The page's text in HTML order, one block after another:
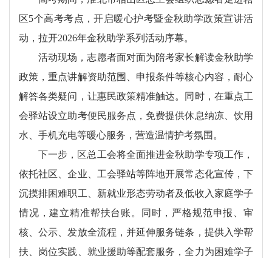
区5个高考考点，开启暖心护考暨金秋助学政策宣讲活
动，拉开2026年金秋助学系列活动序幕。
活动现场，志愿者面对面为陪考家长解读金秋助学
政策，重点讲解资助范围、申报条件等核心内容，耐心
解答各类疑问，让惠民政策精准触达。同时，在重点工
会驿站设立助考便民服务点，免费提供休息纳凉、饮用
水、手机充电等暖心服务，营造温情护考氛围。
下一步，区总工会将全面推进金秋助学专项工作，
依托社区、企业、工会驿站等阵地开展常态化宣传，下
沉摸排困难职工、新就业形态劳动者及低收入家庭学子
情况，建立精准帮扶台账。同时，严格规范申报、审
核、公示、发放全流程，并延伸服务链条，提供入学帮
扶、岗位实践、就业援助等配套服务，全力为困难学子